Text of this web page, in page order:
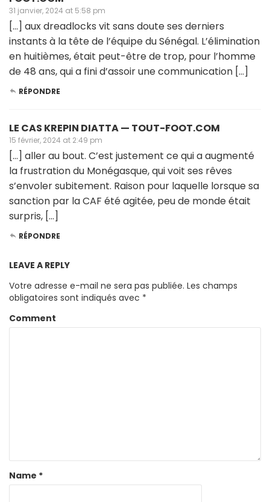
31 janvier, 2024 at 5:58 pm
[…] aux dreadlocks vit sans doute ses derniers
instants à la tête de l’équipe du Sénégal. L’élimination
en huitièmes, était peut-être de trop, pour l’homme
de 48 ans, qui a fini d’assoir une communication […]
RÉPONDRE
LE CAS KREPIN DIATTA — TOUT-FOOT.COM
15 février, 2024 at 2:49 pm
[…] aller au bout. C’est justement ce qui a augmenté
la frustration du Monégasque, qui voit ses rêves
s’envoler subitement. Raison pour laquelle lorsque sa
sanction par la CAF été agitée, peu de monde était
surpris, […]
RÉPONDRE
LEAVE A REPLY
Votre adresse e-mail ne sera pas publiée. Les champs
obligatoires sont indiqués avec *
Comment
Name *